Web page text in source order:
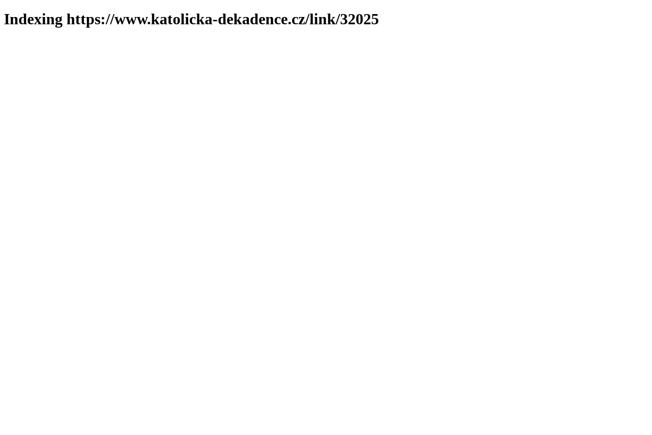
Indexing https://www.katolicka-dekadence.cz/link/32025